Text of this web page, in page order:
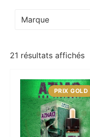
Marque
21 résultats affichés
PRIX GOLD